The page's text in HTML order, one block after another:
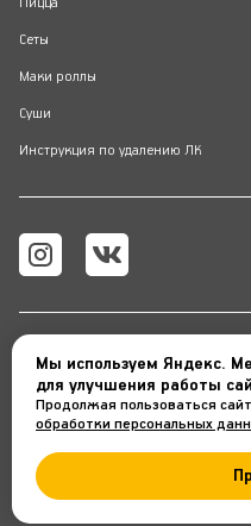
Сеты
Маки роллы
Суши
Инструкция по удалению ЛК
мкр. Савино, Спасский бульвар, д. 3
Zдоба, 2026
Мы используем Яндекс.
для улучшения работы
Продолжая пользоваться
обработки персональных